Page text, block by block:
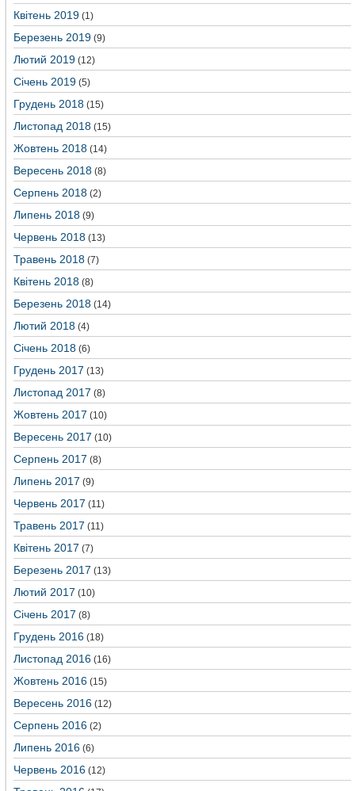
Квітень 2019 (1)
Березень 2019 (9)
Лютий 2019 (12)
Січень 2019 (5)
Грудень 2018 (15)
Листопад 2018 (15)
Жовтень 2018 (14)
Вересень 2018 (8)
Серпень 2018 (2)
Липень 2018 (9)
Червень 2018 (13)
Травень 2018 (7)
Квітень 2018 (8)
Березень 2018 (14)
Лютий 2018 (4)
Січень 2018 (6)
Грудень 2017 (13)
Листопад 2017 (8)
Жовтень 2017 (10)
Вересень 2017 (10)
Серпень 2017 (8)
Липень 2017 (9)
Червень 2017 (11)
Травень 2017 (11)
Квітень 2017 (7)
Березень 2017 (13)
Лютий 2017 (10)
Січень 2017 (8)
Грудень 2016 (18)
Листопад 2016 (16)
Жовтень 2016 (15)
Вересень 2016 (12)
Серпень 2016 (2)
Липень 2016 (6)
Червень 2016 (12)